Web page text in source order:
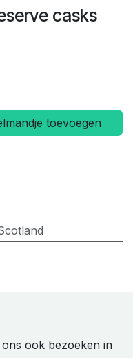
casks
toevoegen
ook bezoeken in